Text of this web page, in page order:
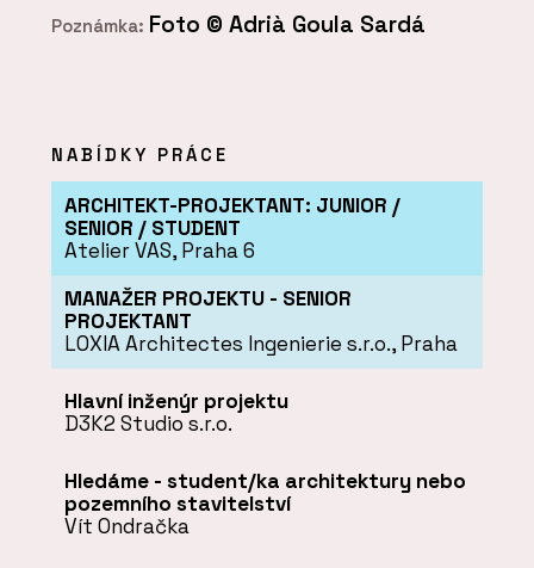
Poznámka: Foto © Adrià Goula Sardá
NABÍDKY PRÁCE
ARCHITEKT-PROJEKTANT: JUNIOR /
SENIOR / STUDENT
Atelier VAS, Praha 6
MANAŽER PROJEKTU - SENIOR
PROJEKTANT
LOXIA Architectes Ingenierie s.r.o., Praha
Hlavní inženýr projektu
D3K2 Studio s.r.o.
Hledáme - student/ka architektury nebo
pozemního stavitelství
Vít Ondračka